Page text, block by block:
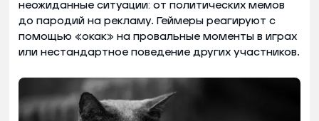
неожиданные ситуации: от политических мемов
до пародий на рекламу. Геймеры реагируют с
помощью «окак» на провальные моменты в играх
или нестандартное поведение других участников.